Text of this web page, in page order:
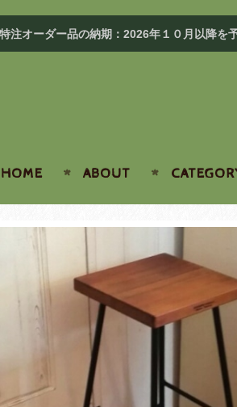
注オーダー品の納期：2026年１０月以降を
HOME ABOUT